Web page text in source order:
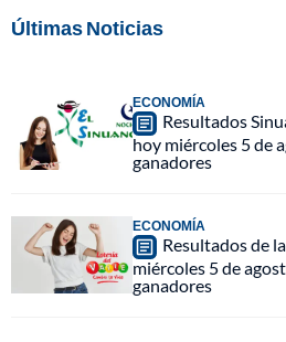
Últimas Noticias
ECONOMÍA
Resultados
hoy miércoles 5 de
ganadores
ECONOMÍA
Resultados de
miércoles 5 de
ganadores